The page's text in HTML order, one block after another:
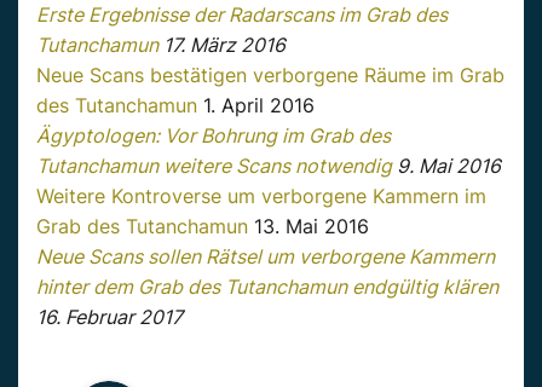
Erste Ergebnisse der Radarscans im Grab des
Tutanchamun17. März 2016
Neue Scans bestätigen verborgene Räume im Grab
des Tutanchamun 1. April 2016
Ägyptologen: Vor Bohrung im Grab des
Tutanchamun weitere Scans notwendig9. Mai 2016
Weitere Kontroverse um verborgene Kammern im
Grab des Tutanchamun 13. Mai 2016
Neue Scans sollen Rätsel um verborgene Kammern
hinter dem Grab des Tutanchamun endgültig klären
16. Februar 2017